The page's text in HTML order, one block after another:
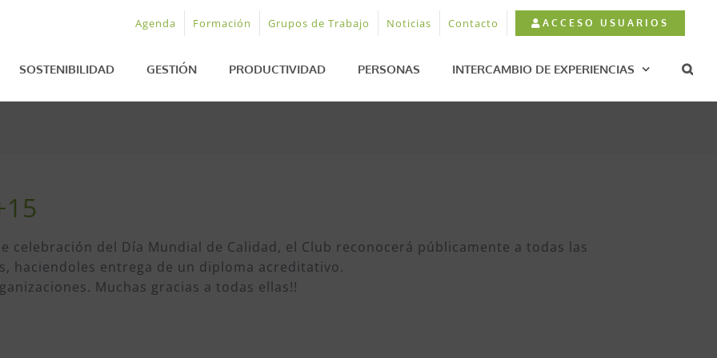
Agenda Formación Grupos de Trabajo Noticias Contacto ACCESO USUARIOS
SOSTENIBILIDAD GESTIÓN PRODUCTIVIDAD PERSONAS INTERCAMBIO DE EXPERIENCIAS
celebración del Día Mundial de Calidad, el Club reconocerá públicamente a todas las
haciendoles entrega de un diploma acreditativo.
Muchas gracias a todas ellas!!